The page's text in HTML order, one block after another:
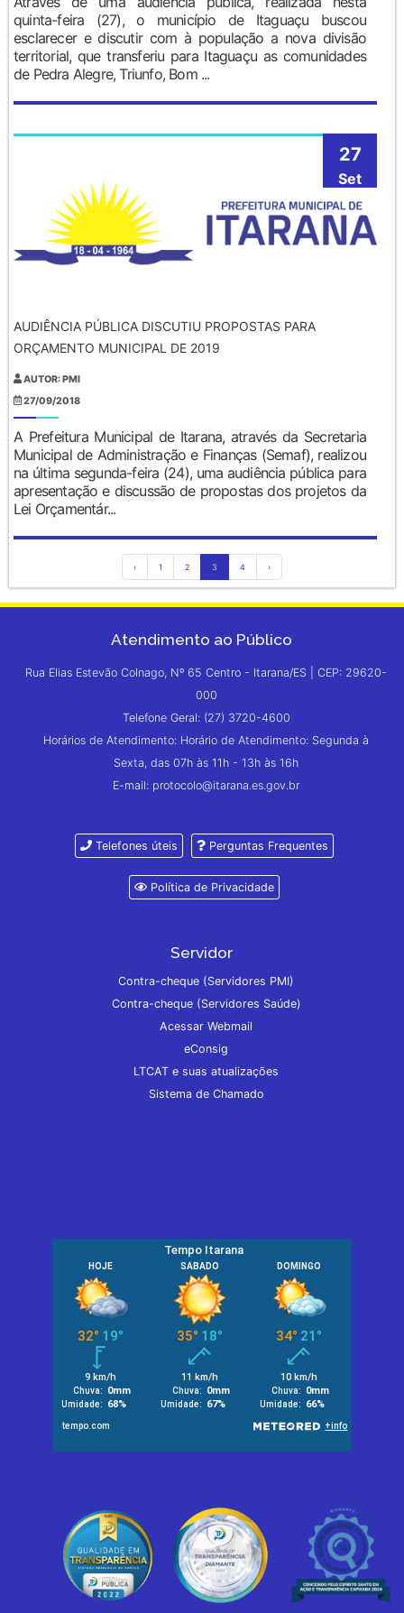
quinta-feira (27), o município de Itaguaçu buscou
esclarecer e discutir com à população a nova divisão
territorial, que transferiu para Itaguaçu as comunidades
de Pedra Alegre, Triunfo, Bom ...
27
Set
AUDIÊNCIA PÚBLICA DISCUTIU PROPOSTAS PARA
ORÇAMENTO MUNICIPAL DE 2019
AUTOR: PMI
27/09/2018
A Prefeitura Municipal de Itarana, através da Secretaria
Municipal de Administração e Finanças (Semaf), realizou
na última segunda-feira (24), uma audiência pública para
apresentação e discussão de propostas dos projetos da
Lei Orçamentár...
‹ 1 2 3 4 ›
Atendimento ao Público
Rua Elias Estevão Colnago, Nº 65 Centro - Itarana/ES | CEP: 29620-
000
Telefone Geral: (27) 3720-4600
Horários de Atendimento: Horário de Atendimento: Segunda à
Sexta, das 07h às 11h - 13h às 16h
E-mail: protocolo@itarana.es.gov.br
Telefones úteis Perguntas Frequentes
Política de Privacidade
Servidor
Contra-cheque (Servidores PMI)
Contra-cheque (Servidores Saúde)
Acessar Webmail
eConsig
LTCAT e suas atualizações
Sistema de Chamado